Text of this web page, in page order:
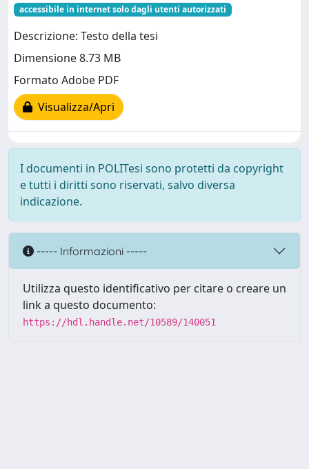
accessibile in internet solo dagli utenti autorizzati
Descrizione: Testo della tesi
Dimensione 8.73 MB
Formato Adobe PDF
Visualizza/Apri
I documenti in POLITesi sono protetti da copyright
e tutti i diritti sono riservati, salvo diversa
indicazione.
----- Informazioni -----
Utilizza questo identificativo per citare o creare un
link a questo documento:
https://hdl.handle.net/10589/140051